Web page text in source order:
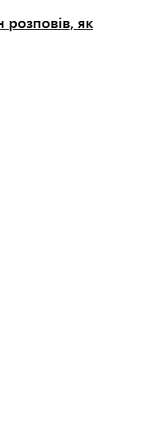
розповів, як